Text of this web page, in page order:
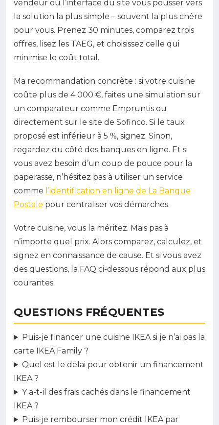
vendeur ou l’interface du site vous pousser vers
la solution la plus simple – souvent la plus chère
pour vous. Prenez 30 minutes, comparez trois
offres, lisez les TAEG, et choisissez celle qui
minimise le coût total.
Ma recommandation concrète : si votre cuisine
coûte plus de 4 000 €, faites une simulation sur
un comparateur comme Empruntis ou
directement sur le site de Sofinco. Si le taux
proposé est inférieur à 5 %, signez. Sinon,
regardez du côté des banques en ligne. Et si
vous avez besoin d’un coup de pouce pour la
paperasse, n’hésitez pas à utiliser un service
comme l’identification en ligne de La Banque
Postale pour centraliser vos démarches.
Votre cuisine, vous la méritez. Mais pas à
n’importe quel prix. Alors comparez, calculez, et
signez en connaissance de cause. Et si vous avez
des questions, la FAQ ci-dessous répond aux plus
courantes.
QUESTIONS FRÉQUENTES
Puis-je financer une cuisine IKEA si je n’ai pas la
carte IKEA Family ?
Quel est le délai pour obtenir un financement
IKEA ?
Y a-t-il des frais cachés dans le financement
IKEA ?
Puis-je rembourser mon crédit IKEA par